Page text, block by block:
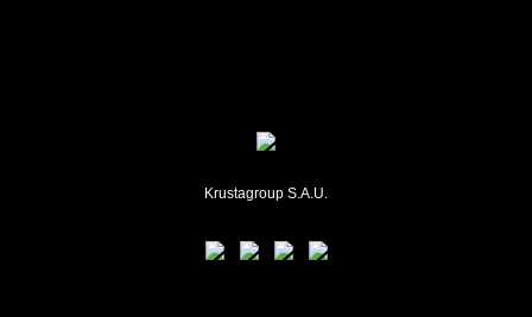
Krustagroup S.A.U.